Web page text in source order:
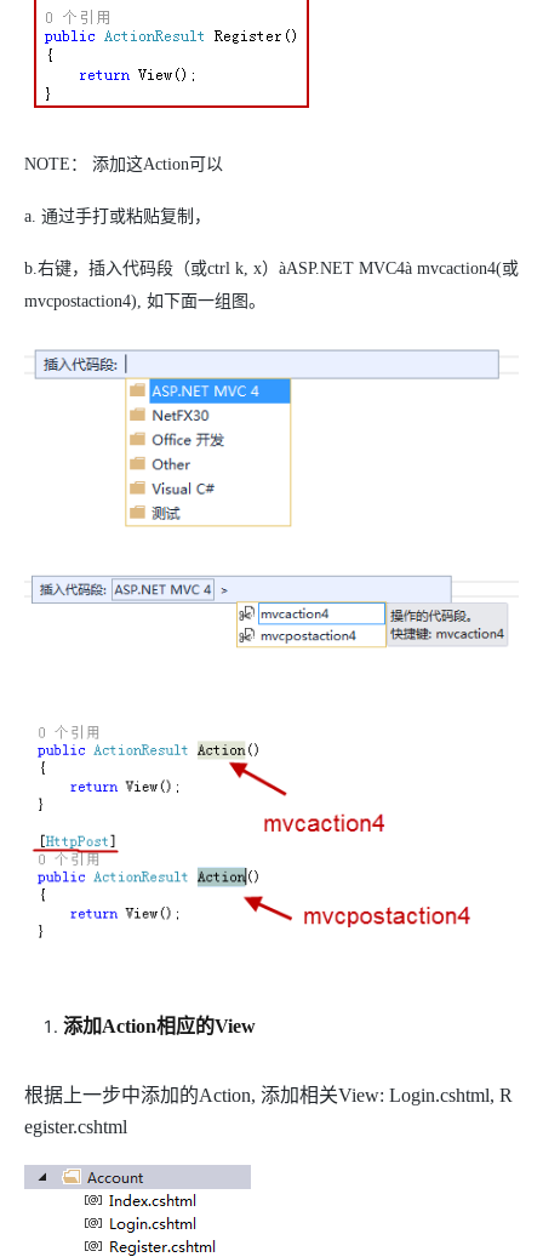
NOTE： 添加这Action可以
a. 通过手打或粘贴复制，
b.右键，插入代码段（或ctrl k, x） àASP.NET MVC4à mvcaction4(或
mvcpostaction4), 如下面一组图。
添加Action相应的View
根据上一步中添加的Action, 添加相关View: Login.cshtml, R
egister.cshtml